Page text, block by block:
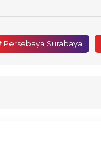
Persebaya Surabaya